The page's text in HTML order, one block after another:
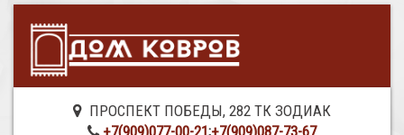
ПРОСПЕКТ ПОБЕДЫ, 282 ТК ЗОДИАК
+7(909)077-00-21;+7(909)087-73-67